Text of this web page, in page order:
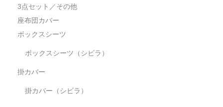
3点セット／その他
座布団カバー
ボックスシーツ
ボックスシーツ（シビラ）
掛カバー
掛カバー（シビラ）